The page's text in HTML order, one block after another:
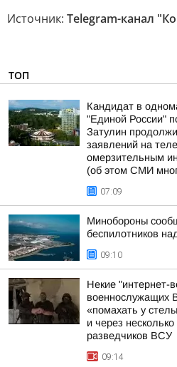
Источник: Telegram-канал
ТОП
Кандидат в
"Единой России"
Затулин
заявлений на
омерзительным
(об этом СМИ
07:09
Минобороны
беспилотников
09:10
Некие "интернет-
военнослужащих
«помахать у
и через
разведчиков ВСУ
09:14